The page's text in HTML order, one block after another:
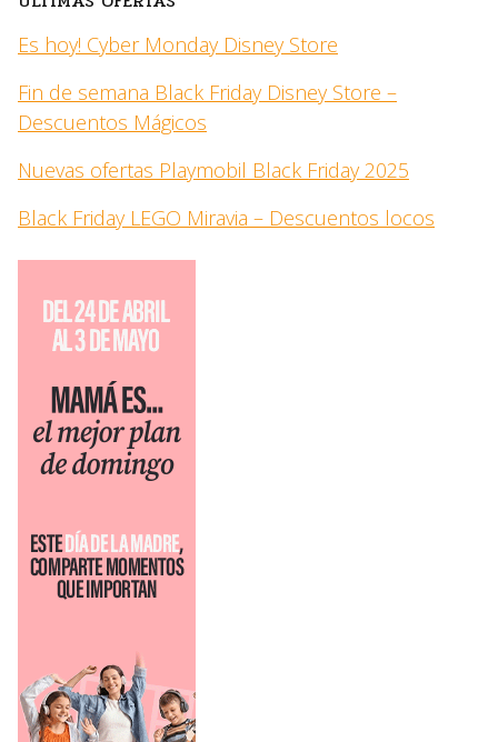
Es hoy! Cyber Monday Disney Store
Fin de semana Black Friday Disney Store –
Descuentos Mágicos
Nuevas ofertas Playmobil Black Friday 2025
Black Friday LEGO Miravia – Descuentos locos